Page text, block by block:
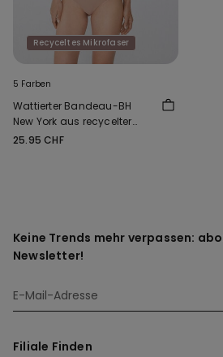
Recyceltes Mikrofaser
5 Farben
Wattierter Bandeau-BH
New York aus recycelter
Mikrofaser
25.95 CHF
Keine Trends mehr verpassen:
Newsletter!
Filiale Finden